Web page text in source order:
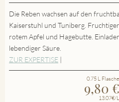
Die Reben wachsen auf den
Kaiserstuhl und Tuniberg.
rotem Apfel und Hagebutte.
lebendiger Säure.
ZUR EXPERTISE |
0.75 L Flasche
9,80 €
13.07€/L